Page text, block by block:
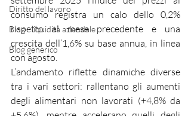
Diritto del lavoro
Blog - liquidità aziendale
Blog generico
consumo registra un calo dello 0,2%
rispetto al mese precedente e una
crescita dell’1,6% su base annua, in linea
con agosto.
L’andamento riflette dinamiche diverse
tra i vari settori: rallentano gli aumenti
degli alimentari non lavorati (+4,8% da